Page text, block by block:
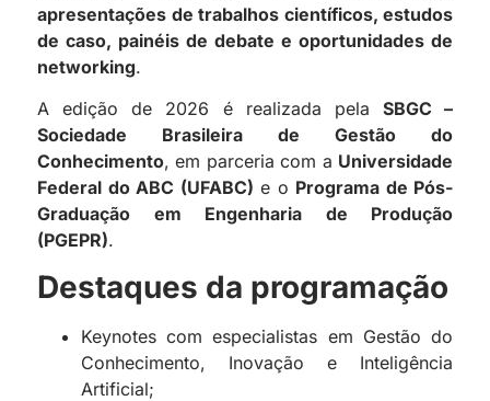
apresentações de trabalhos científicos, estudos
de caso, painéis de debate e oportunidades de
networking.
A edição de 2026 é realizada pela SBGC –
Sociedade Brasileira de Gestão do
Conhecimento, em parceria com a Universidade
Federal do ABC (UFABC) e o Programa de Pós-
Graduação em Engenharia de Produção
(PGEPR).
Destaques da programação
Keynotes com especialistas em Gestão do
Conhecimento, Inovação e Inteligência
Artificial;